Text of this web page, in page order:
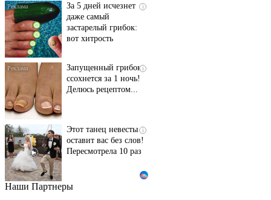
i
За 5 дней исчезнет
даже самый
застарелый грибок:
вот хитрость
i
Запущенный грибок
ссохнется за 1 ночь!
Делюсь рецептом...
i
Этот танец невесты
оставит вас без слов!
Пересмотрела 10 раз
Ролик длится пару
Наши Партнеры